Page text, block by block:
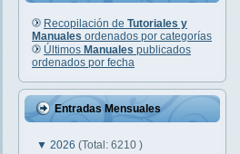
Recopilación de Tutoriales y
Manuales ordenados por categorías
Últimos Manuales publicados
ordenados por fecha
Entradas Mensuales
▼ 2026 (Total: 6210 )